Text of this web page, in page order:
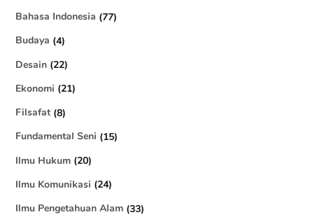
Bahasa Indonesia (77)
Budaya (4)
Desain (22)
Ekonomi (21)
Filsafat (8)
Fundamental Seni (15)
Ilmu Hukum (20)
Ilmu Komunikasi (24)
Ilmu Pengetahuan Alam (33)